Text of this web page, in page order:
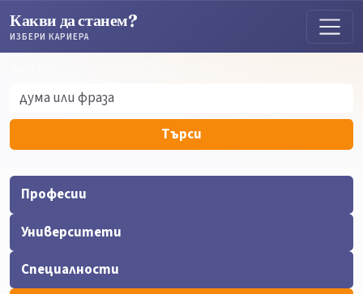
Какви да станем?
ИЗБЕРИ КАРИЕРА
Търси
Професии
Университети
Специалности